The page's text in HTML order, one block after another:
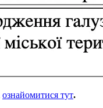
ознайомитися тут.